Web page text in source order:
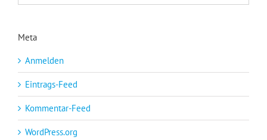
Meta
Anmelden
Eintrags-Feed
Kommentar-Feed
WordPress.org